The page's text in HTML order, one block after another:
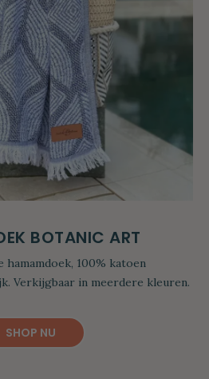
BOTANIC ART
100% katoen
Verkijgbaar in meerdere kleuren.
SHOP NU